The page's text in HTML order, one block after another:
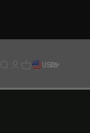
Traducción pendiente:
Traducción
Traducción
USDES